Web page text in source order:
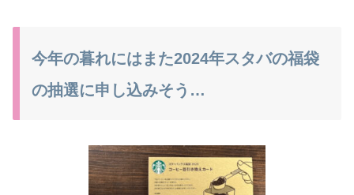
今年の暮れにはまた2024年スタバの福袋
の抽選に申し込みそう…